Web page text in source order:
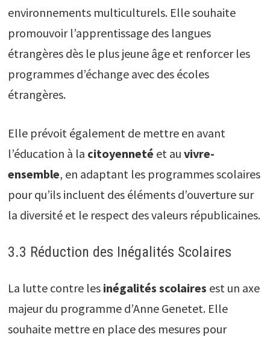
environnements multiculturels. Elle souhaite
promouvoir l’apprentissage des langues
étrangères dès le plus jeune âge et renforcer les
programmes d’échange avec des écoles
étrangères.
Elle prévoit également de mettre en avant
l’éducation à la citoyenneté et au vivre-
ensemble, en adaptant les programmes scolaires
pour qu’ils incluent des éléments d’ouverture sur
la diversité et le respect des valeurs républicaines.
3.3 Réduction des Inégalités Scolaires
La lutte contre les inégalités scolaires est un axe
majeur du programme d’Anne Genetet. Elle
souhaite mettre en place des mesures pour